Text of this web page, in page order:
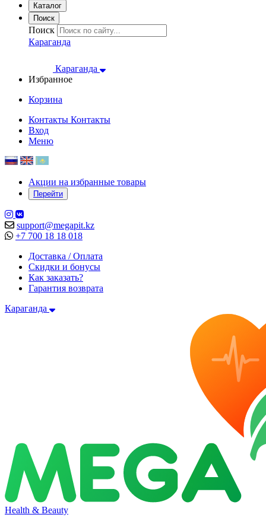
Каталог
Поиск
Поиск
Караганда
Караганда
Избранное
Корзина
Контакты Контакты
Вход
Меню
Акции на избранные товары
Перейти
support@megapit.kz
+7 700 18 18 018
Доставка / Оплата
Скидки и бонусы
Как заказать?
Гарантия возврата
Караганда
Health & Beauty